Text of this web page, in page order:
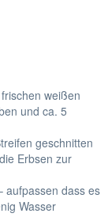
weißen
und ca. 5
geschnitten
Erbsen zur
aufpassen dass es
Wasser